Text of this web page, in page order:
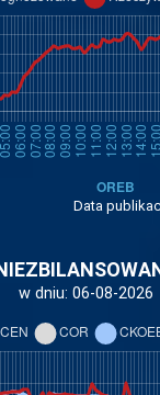
Data
w dniu: 06-08-2026